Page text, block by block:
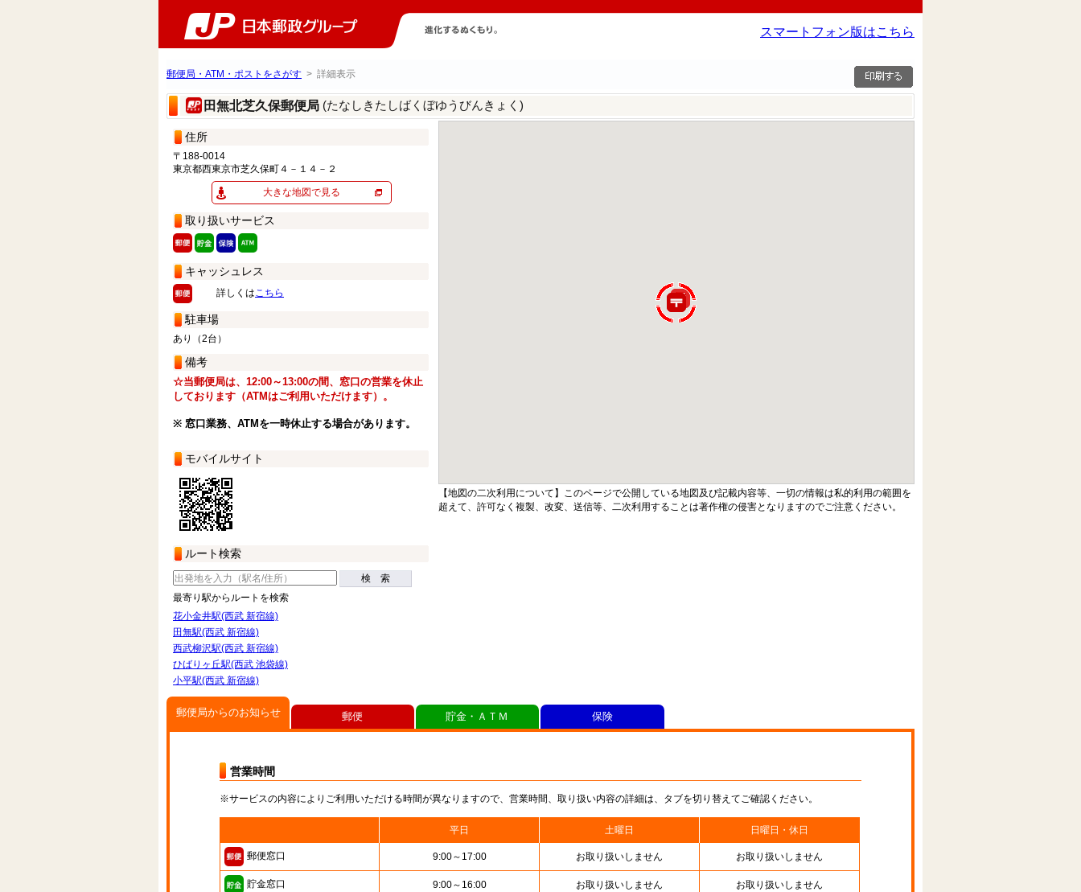
スマートフォン版はこちら
郵便局・ATM・ポストをさがす > 詳細表示
田無北芝久保郵便局 (たなしきたしばくぼゆうびんきょく)
住所
〒188-0014
東京都西東京市芝久保町４－１４－２
大きな地図で見る
取り扱いサービス
キャッシュレス
詳しくはこちら
駐車場
あり（2台）
備考
☆当郵便局は、12:00～13:00の間、窓口の営業を休止
しております（ATMはご利用いただけます）。
※ 窓口業務、ATMを一時休止する場合があります。
モバイルサイト
ルート検索
検 索
最寄り駅からルートを検索
花小金井駅(西武 新宿線)
田無駅(西武 新宿線)
西武柳沢駅(西武 新宿線)
ひばりヶ丘駅(西武 池袋線)
小平駅(西武 新宿線)
【地図の二次利用について】このページで公開している地図及び記載内容等、一切の情報は私的利用の範囲を
超えて、許可なく複製、改変、送信等、二次利用することは著作権の侵害となりますのでご注意ください。
郵便局からのお知らせ
営業時間
※サービスの内容によりご利用いただける時間が異なりますので、営業時間、取り扱い内容の詳細は、タブを切り替えてご確認ください。
平日 土曜日 日曜日・休日
郵便窓口 9:00～17:00 お取り扱いしません お取り扱いしません
貯金窓口 9:00～16:00 お取り扱いしません お取り扱いしません
郵便 貯金・ＡＴＭ 保険